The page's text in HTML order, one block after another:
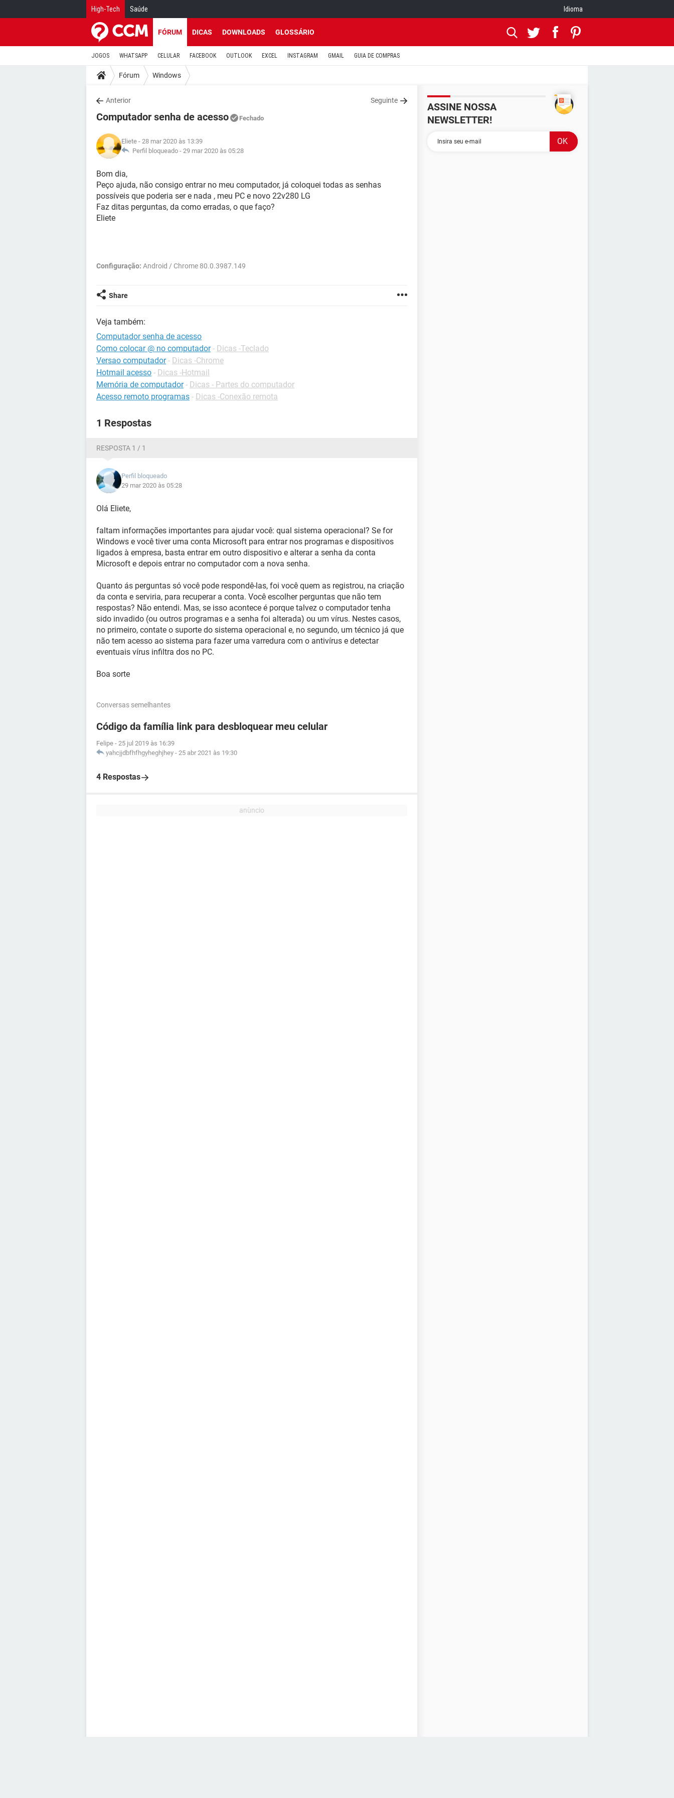
High-Tech Saúde Idioma
FÓRUM DICAS DOWNLOADS GLOSSÁRIO
JOGOS WHATSAPP CELULAR FACEBOOK OUTLOOK EXCEL INSTAGRAM GMAIL GUIA DE COMPRAS
Fórum Windows
Anterior Seguinte
Computador senha de acesso Fechado
Eliete - 28 mar 2020 às 13:39
Perfil bloqueado - 29 mar 2020 às 05:28
Bom dia,
Peço ajuda, não consigo entrar no meu computador, já coloquei todas as senhas
possíveis que poderia ser e nada , meu PC e novo 22v280 LG
Faz ditas perguntas, da como erradas, o que faço?
Eliete
Configuração: Android / Chrome 80.0.3987.149
Share
Veja também:
Computador senha de acesso
Como colocar @ no computador - Dicas -Teclado
Versao computador - Dicas -Chrome
Hotmail acesso - Dicas -Hotmail
Memória de computador - Dicas - Partes do computador
Acesso remoto programas - Dicas -Conexão remota
1 Respostas
RESPOSTA 1 / 1
Perfil bloqueado
29 mar 2020 às 05:28
Olá Eliete,
faltam informações importantes para ajudar você: qual sistema operacional? Se for
Windows e você tiver uma conta Microsoft para entrar nos programas e dispositivos
ligados à empresa, basta entrar em outro dispositivo e alterar a senha da conta
Microsoft e depois entrar no computador com a nova senha.
Quanto ás perguntas só você pode respondê-las, foi você quem as registrou, na criação
da conta e serviria, para recuperar a conta. Você escolher perguntas que não tem
respostas? Não entendi. Mas, se isso acontece é porque talvez o computador tenha
sido invadido (ou outros programas e a senha foi alterada) ou um vírus. Nestes casos,
no primeiro, contate o suporte do sistema operacional e, no segundo, um técnico já que
não tem acesso ao sistema para fazer uma varredura com o antivírus e detectar
eventuais vírus infiltra dos no PC.
Boa sorte
Conversas semelhantes
Código da família link para desbloquear meu celular
Felipe - 25 jul 2019 às 16:39
yahcjjdbfhfhgyheghjhey - 25 abr 2021 às 19:30
4 Respostas
ASSINE NOSSA
NEWSLETTER!